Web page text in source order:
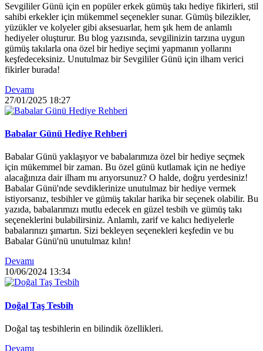
Sevgililer Günü için en popüler erkek gümüş takı hediye fikirleri, stil
sahibi erkekler için mükemmel seçenekler sunar. Gümüş bilezikler,
yüzükler ve kolyeler gibi aksesuarlar, hem şık hem de anlamlı
hediyeler oluşturur. Bu blog yazısında, sevgilinizin tarzına uygun
gümüş takılarla ona özel bir hediye seçimi yapmanın yollarını
keşfedeceksiniz. Unutulmaz bir Sevgililer Günü için ilham verici
fikirler burada!
Devamı
27/01/2025 18:27
Babalar Günü Hediye Rehberi
Babalar Günü yaklaşıyor ve babalarımıza özel bir hediye seçmek
için mükemmel bir zaman. Bu özel günü kutlamak için ne hediye
alacağınıza dair ilham mı arıyorsunuz? O halde, doğru yerdesiniz!
Babalar Günü'nde sevdiklerinize unutulmaz bir hediye vermek
istiyorsanız, tesbihler ve gümüş takılar harika bir seçenek olabilir. Bu
yazıda, babalarımızı mutlu edecek en güzel tesbih ve gümüş takı
seçeneklerini bulabilirsiniz. Anlamlı, zarif ve kalıcı hediyelerle
babalarınızı şımartın. Sizi bekleyen seçenekleri keşfedin ve bu
Babalar Günü'nü unutulmaz kılın!
Devamı
10/06/2024 13:34
Doğal Taş Tesbih
Doğal taş tesbihlerin en bilindik özellikleri.
Devamı